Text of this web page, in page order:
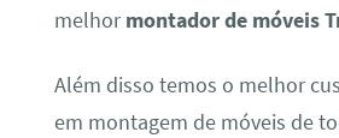
melhormontador de móveis
Além disso temos o melhor
em montagem de móveis de